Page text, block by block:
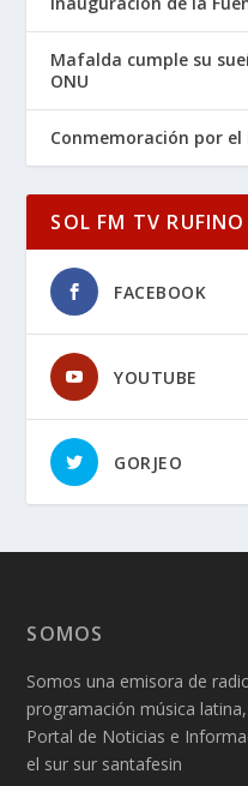
Mafalda cumple su
ONU
Conmemoración por
SOL FM TV RUFINO
FACEBOOK
YOUTUBE
GORJEO
SOMOS
Somos una emisora de
programación música
Portal de Noticias e
el sur sur santafesin